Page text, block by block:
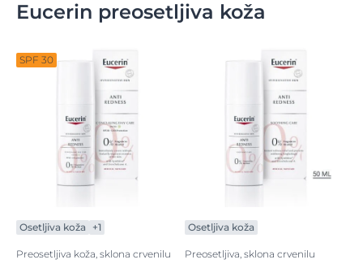
Eucerin preosetljiva koža
SPF 30
Osetljiva koža +1
Preosetljiva koža, sklona crvenilu
Osetljiva koža
Preosetljiva, sklona crvenilu